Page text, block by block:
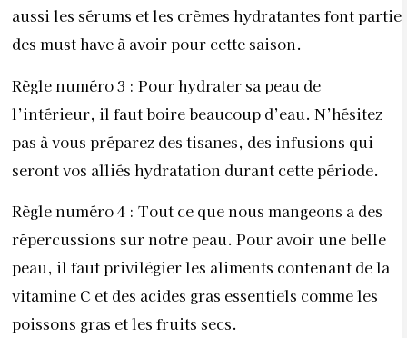
aussi les sérums et les crèmes hydratantes font partie
des must have à avoir pour cette saison.
Règle numéro 3 : Pour hydrater sa peau de
l’intérieur, il faut boire beaucoup d’eau. N’hésitez
pas à vous préparez des tisanes, des infusions qui
seront vos alliés hydratation durant cette période.
Règle numéro 4 : Tout ce que nous mangeons a des
répercussions sur notre peau. Pour avoir une belle
peau, il faut privilégier les aliments contenant de la
vitamine C et des acides gras essentiels comme les
poissons gras et les fruits secs.